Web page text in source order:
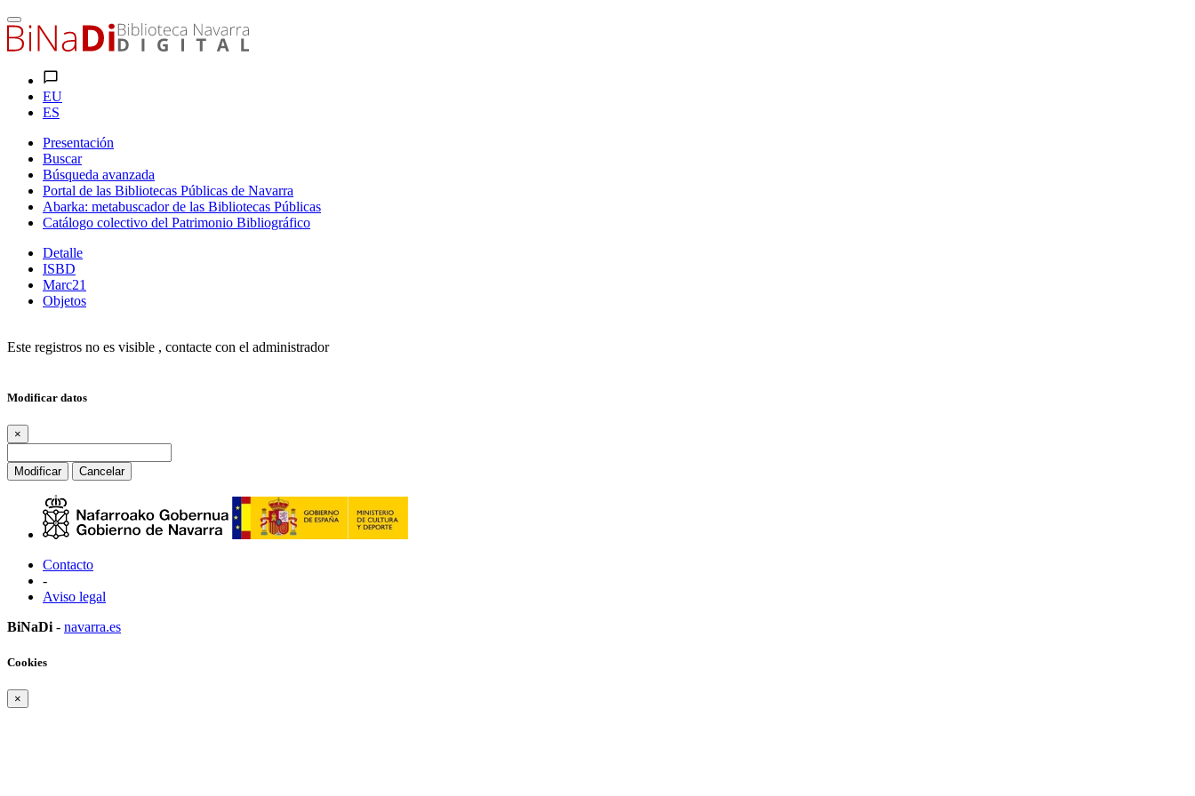
EU
ES
Presentación
Buscar
Búsqueda avanzada
Portal de las Bibliotecas Públicas de Navarra
Abarka: metabuscador de las Bibliotecas Públicas
Catálogo colectivo del Patrimonio Bibliográfico
Detalle
ISBD
Marc21
Objetos
Este registros no es visible , contacte con el administrador
Modificar datos
×
Modificar Cancelar
Contacto
-
Aviso legal
BiNaDi - navarra.es
Cookies
×